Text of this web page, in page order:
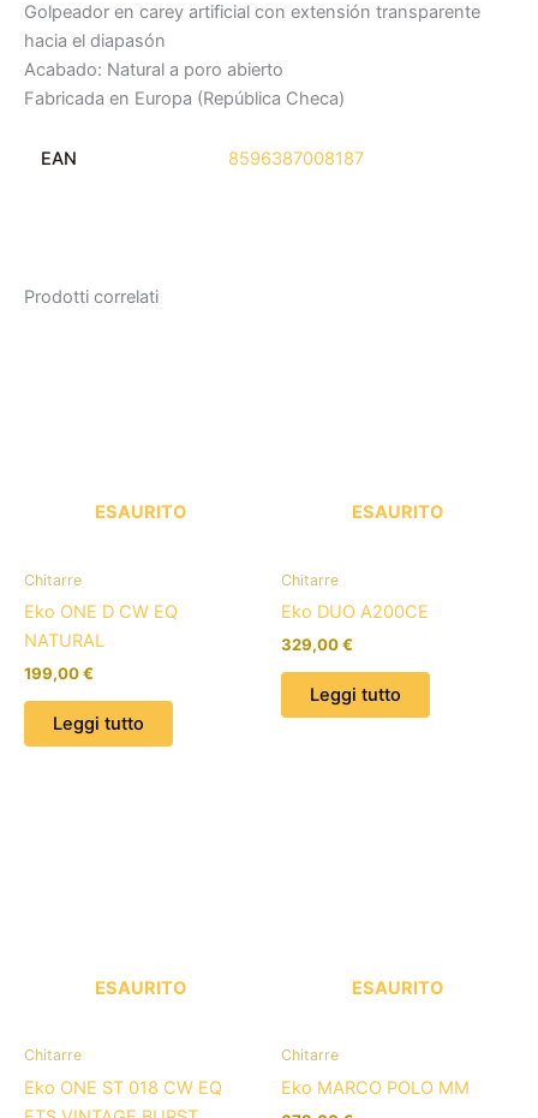
Golpeador en carey artificial con extensión transparente
hacia el diapasón
Acabado: Natural a poro abierto
Fabricada en Europa (República Checa)
EAN 8596387008187
Prodotti correlati
ESAURITO
Chitarre
Eko ONE D CW EQ
NATURAL
199,00€
Leggi tutto
ESAURITO
Chitarre
Eko DUO A200CE
329,00€
Leggi tutto
ESAURITO
Chitarre
Eko ONE ST 018 CW EQ
ESAURITO
Chitarre
Eko MARCO POLO MM